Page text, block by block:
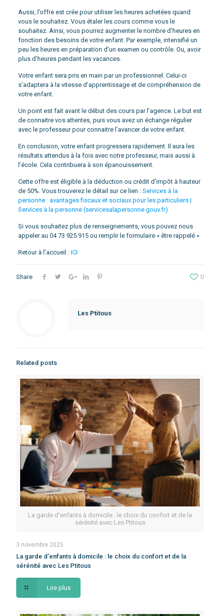
Aussi, l’offre est crée pour utiliser les heures achetées quand
vous le souhaitez. Vous étaler les cours comme vous le
souhaitez. Ainsi, vous pourrez augmenter le nombre d’heures en
fonction des besoins de votre enfant. Par exemple, intensifié un
peu les heures en préparation d’un examen ou contrôle. Ou, avoir
plus d’heures pendant les vacances.
Votre enfant sera pris en main par un professionnel. Celui-ci
s’adaptera à la vitesse d’apprentissage et de compréhension de
votre enfant.
Un point est fait avant le début des cours par l’agence. Le but est
de connaitre vos attentes, puis vous avez un échange régulier
avec le professeur pour connaitre l’avancer de votre enfant.
En conclusion, votre enfant progressera rapidement. Il aura les
résultats attendus à la fois avec notre professeur, mais aussi à
l’école. Cela contribuera à son épanouissement.
Cette offre est éligible à la déduction ou crédit d’impôt à hauteur
de 50%. Vous trouverez le détail sur ce lien : Services à la
personne : avantages fiscaux et sociaux pour les particuliers |
Services à la personne (servicesalapersonne.gouv.fr)
Si vous souhaitez plus de renseignements, vous pouvez nous
appeler au 04 73 925 915 ou remplir le formulaire « être rappelé »
Retour à l’accueil : ICI
Share 0
Les Ptitous
Related posts
La garde d’enfants à domicile : le choix du confort et de la
sérénité avec Les Ptitous
3 novembre 2025
La garde d’enfants à domicile : le choix du confort et de la
sérénité avec Les Ptitous
Lire plus